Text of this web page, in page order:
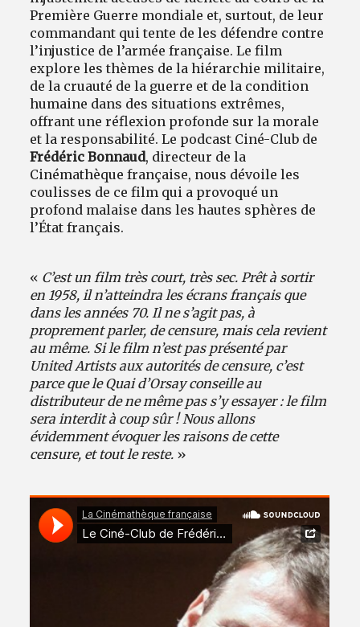
Première Guerre mondiale et, surtout, de leur
commandant qui tente de les défendre contre
l’injustice de l’armée française. Le film
explore les thèmes de la hiérarchie militaire,
de la cruauté de la guerre et de la condition
humaine dans des situations extrêmes,
offrant une réflexion profonde sur la morale
et la responsabilité. Le podcast Ciné-Club de
Frédéric Bonnaud, directeur de la
Cinémathèque française, nous dévoile les
coulisses de ce film qui a provoqué un
profond malaise dans les hautes sphères de
l’État français.
« C’est un film très court, très sec. Prêt à sortir
en 1958, il n’atteindra les écrans français que
dans les années 70. Il ne s’agit pas, à
proprement parler, de censure, mais cela revient
au même. Si le film n’est pas présenté par
United Artists aux autorités de censure, c’est
parce que le Quai d’Orsay conseille au
distributeur de ne même pas s’y essayer : le film
sera interdit à coup sûr ! Nous allons
évidemment évoquer les raisons de cette
censure, et tout le reste. »